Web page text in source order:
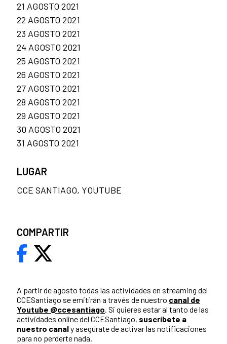
A partir de agosto todas las actividades en streaming del
CCESantiago se emitirán a través de nuestro canal de
Youtube @ccesantiago. Si quieres estar al tanto de las
actividades online del CCESantiago, suscríbete a
nuestro canaly asegúrate de activar las notificaciones
para no perderte nada.
21 AGOSTO 2021
22 AGOSTO 2021
23 AGOSTO 2021
24 AGOSTO 2021
25 AGOSTO 2021
26 AGOSTO 2021
27 AGOSTO 2021
28 AGOSTO 2021
29 AGOSTO 2021
30 AGOSTO 2021
31 AGOSTO 2021
LUGAR
CCE SANTIAGO, YOUTUBE
COMPARTIR